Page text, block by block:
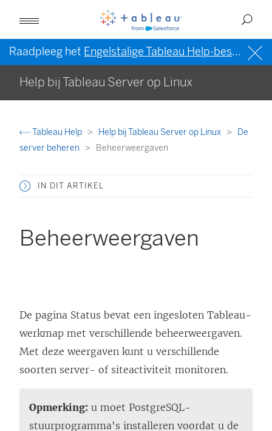
Raadpleeg het Engelstalige Tableau Help-bestand (VS)
Help bij Tableau Server op Linux
Tableau Help Help bij Tableau Server op Linux
De
server beheren
Beheerweergaven
IN DIT ARTIKEL
Beheerweergaven
De pagina Status bevat een ingesloten Tableau-
werkmap met verschillende beheerweergaven.
Met deze weergaven kunt u verschillende
soorten server- of siteactiviteit monitoren.
Opmerking: u moet PostgreSQL-
stuurprogramma's installeren voordat u de